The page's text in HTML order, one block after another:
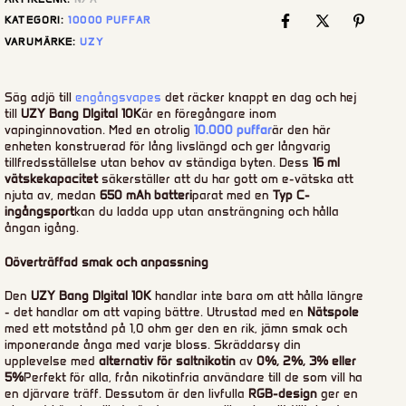
KATEGORI:10000 PUFFAR
VARUMÄRKE:UZY
Säg adjö tillengångsvapes det räcker knappt en dag och hej
tillUZY Bang DIgital 10Kär en föregångare inom
vapinginnovation. Med en otrolig10.000 puffarär den här
enheten konstruerad för lång livslängd och ger långvarig
tillfredsställelse utan behov av ständiga byten. Dess16 ml
vätskekapacitetsäkerställer att du har gott om e-vätska att
njuta av, medan650 mAh batteriparat med enTyp C-
ingångsportkan du ladda upp utan ansträngning och hålla
ångan igång.
Oöverträffad smak och anpassning
DenUZY Bang DIgital 10Khandlar inte bara om att hålla längre
- det handlar om att vaping bättre. Utrustad med en Nätspole
med ett motstånd på 1,0 ohm ger den en rik, jämn smak och
imponerande ånga med varje bloss. Skräddarsy din
upplevelse medalternativ för saltnikotin av0%, 2%, 3% eller
5%Perfekt för alla, från nikotinfria användare till de som vill ha
en djärvare träff. Dessutom är den livfulla RGB-design ger en